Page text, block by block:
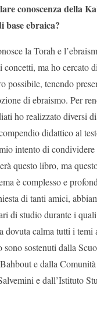
conoscenza della
base ebraica?
la Torah e
concetti, ma ho cercato
possibile, tenendo
di ebraismo. Per
ho realizzato diversi
didattico al
intento di condividere
questo libro, ma
è complesso e
di tanti amici,
di studio durante i
dovuta calma tutti i temi
sono sostenuti dalla
e dalla
e dall’Istituto